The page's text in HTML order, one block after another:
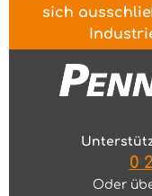
sich
0
Oder